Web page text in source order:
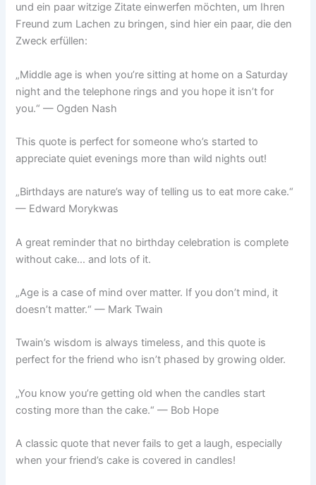
und ein paar witzige Zitate einwerfen möchten, um Ihren
Freund zum Lachen zu bringen, sind hier ein paar, die den
Zweck erfüllen:
„Middle age is when you’re sitting at home on a Saturday
night and the telephone rings and you hope it isn’t for
you.“ — Ogden Nash
This quote is perfect for someone who’s started to
appreciate quiet evenings more than wild nights out!
„Birthdays are nature’s way of telling us to eat more cake.“
— Edward Morykwas
A great reminder that no birthday celebration is complete
without cake… and lots of it.
„Age is a case of mind over matter. If you don’t mind, it
doesn’t matter.“ — Mark Twain
Twain’s wisdom is always timeless, and this quote is
perfect for the friend who isn’t phased by growing older.
„You know you’re getting old when the candles start
costing more than the cake.“ — Bob Hope
A classic quote that never fails to get a laugh, especially
when your friend’s cake is covered in candles!